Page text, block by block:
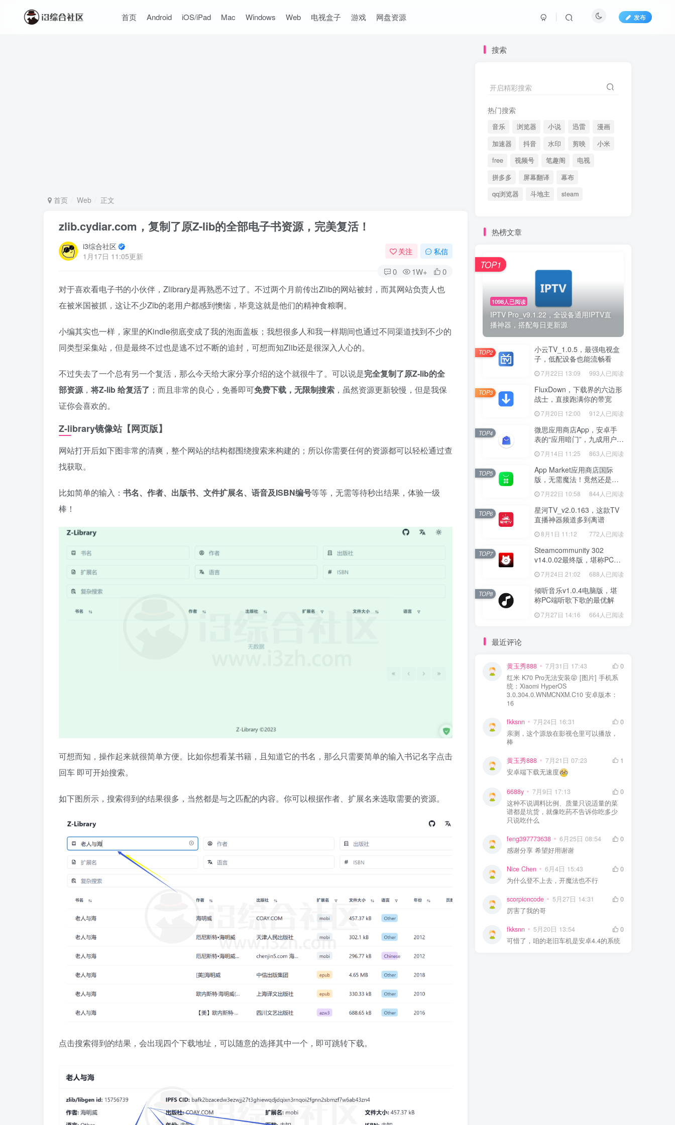
首页 Android iOS/iPad Mac Windows Web 电视盒子 游戏 网盘资源 发布
首页 Web 正文
zlib.cydiar.com，复制了原Z-lib的全部电子书资源，完美复活！
i3综合社区
1月17日 11:05更新
关注 私信
0 1W+ 0
对于喜欢看电子书的小伙伴，Zlibrary是再熟悉不过了。不过两个月前传出Zlib的网站被封，而其网站负责人也
在被米国被抓，这让不少Zlb的老用户都感到懊恼，毕竟这就是他们的精神食粮啊。
小编其实也一样，家里的Kindle彻底变成了我的泡面盖板；我想很多人和我一样期间也通过不同渠道找到不少的
同类型采集站，但是最终不过也是逃不过不断的追封，可想而知Zlib还是很深入人心的。
不过失去了一个总有另一个复活，那么今天给大家分享介绍的这个就很牛了。可以说是完全复制了原Z-lib的全
部资源，将Z-lib 给复活了 ；而且非常的良心，免番即可免费下载，无限制搜索 ，虽然资源更新较慢，但是我保
证你会喜欢的。
Z-library镜像站【网页版】
网站打开后如下图非常的清爽，整个网站的结构都围绕搜索来构建的；所以你需要任何的资源都可以轻松通过查
找获取。
比如简单的输入： 书名、作者、出版书、文件扩展名、语音及ISBN编号等等，无需等待秒出结果，体验一级
棒！
可想而知，操作起来就很简单方便。比如你想看某书籍，且知道它的书名，那么只需要简单的输入书记名字点击
回车 即可开始搜索。
如下图所示，搜索得到的结果很多，当然都是与之匹配的内容。你可以根据作者、扩展名来选取需要的资源。
点击搜索得到的结果，会出现四个下载地址，可以随意的选择其中一个，即可跳转下载。
搜索
开启精彩搜索
热门搜索
音乐 浏览器 小说 迅雷
漫画
加速器
抖音 水印 剪映
小米
free
视频号 笔趣阁
电视
拼多多
屏幕翻译
幕布
qq浏览器
斗地主 steam
热榜文章
1098人已阅读
IPTV Pro_v9.1.22，全设备通用IPTV直
播神器，搭配每日更新源
TOP1
小云TV_1.0.5，最强电视盒
子，低配设备也能流畅看
7月22日 13:09 993人已阅读
TOP2
FluxDown，下载界的六边形
战士，直接跑满你的带宽
7月20日 12:00 912人已阅读
TOP3
微思应用商店App，安卓手
表的“应用暗门”，九成用户还
没发现
7月14日 11:25 863人已阅读
TOP4
App Market应用商店国际
版，无需魔法！竟然还是大
厂出品？
7月22日 10:58 844人已阅读
TOP5
星河TV_v2.0.163，这款TV
直播神器频道多到离谱
8月1日 11:12 772人已阅读
TOP6
Steamcommunity 302
v14.0.02最终版，堪称PC玩
家必备的网络工具箱
7月24日 21:02 688人已阅读
TOP7
倾听音乐v1.0.4电脑版，堪
称PC端听歌下歌的最优解
7月27日 14:16 664人已阅读
TOP8
最近评论
黄玉秀888 7月31日 17:43
0
红米 K70 Pro无法安装😝 [图片] 手机系
统：Xiaomi HyperOS
3.0.304.0.WNMCNXM.C10 安卓版本：
16
fkksnn 7月24日 16:31
0
亲测，这个源放在影视仓里可以播放，
棒
黄玉秀888 7月21日 07:23
1
安卓端下载无速度
6688y 7月9日 17:13
0
这种不说调料比例、质量只说适量的菜
谱都是坑货，就像吃药不告诉你吃多少
只说吃什么
feng397773638 6月25日 08:54
0
感谢分享 希望好用谢谢
Nice Chen 6月4日 15:43
0
为什么登不上去，开魔法也不行
scorpioncode 5月27日 14:31
0
厉害了我的哥
fkksnn 5月20日 13:54
0
可惜了，咱的老旧车机是安卓4.4的系统